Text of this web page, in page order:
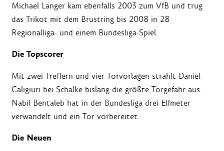
Michael Langer kam ebenfalls 2003 zum VfB und trug
das Trikot mit dem Brustring bis 2008 in 28
Regionalliga- und einem Bundesliga-Spiel.
Die Topscorer
Mit zwei Treffern und vier Torvorlagen strahlt Daniel
Caligiuri bei Schalke bislang die größte Torgefahr aus.
Nabil Bentaleb hat in der Bundesliga drei Elfmeter
verwandelt und ein Tor vorbereitet.
Die Neuen